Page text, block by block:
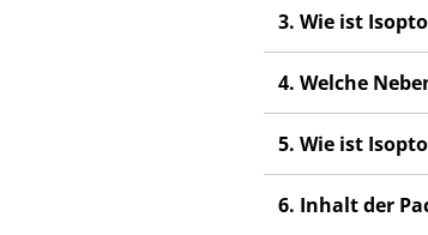
3. Wie ist
4. Welche
5. Wie ist
6. Inhalt der